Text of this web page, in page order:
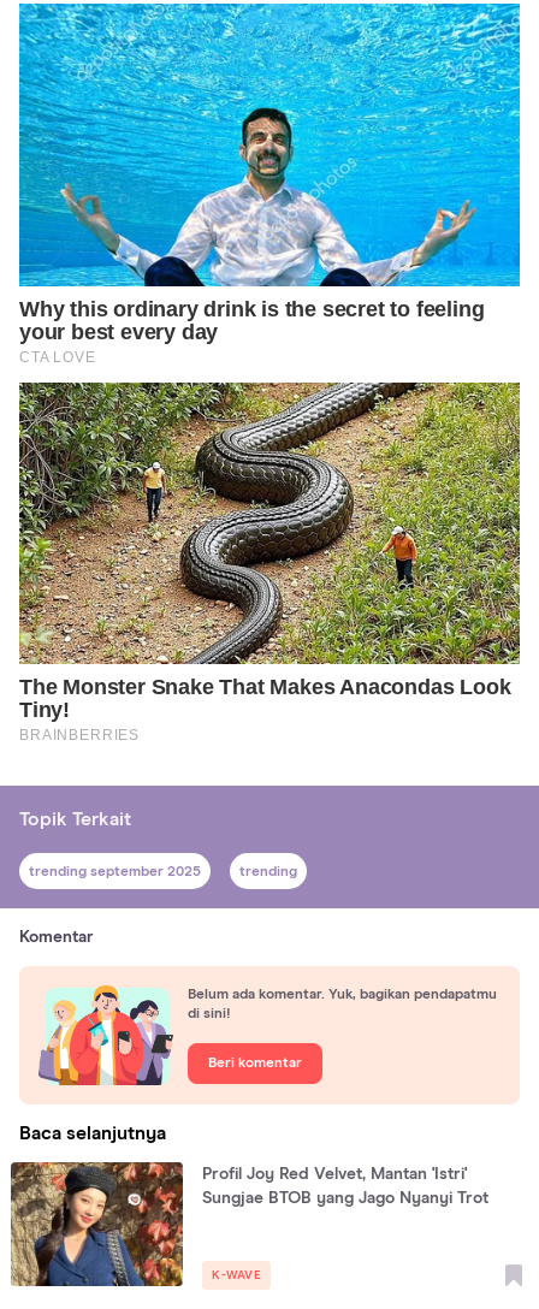
Topik Terkait
trending september 2025 trending
Komentar
Belum ada komentar. Yuk, bagikan pendapatmu
di sini!
Beri komentar
Baca selanjutnya
Profil Joy Red Velvet, Mantan 'Istri'
Sungjae BTOB yang Jago Nyanyi Trot
K-WAVE